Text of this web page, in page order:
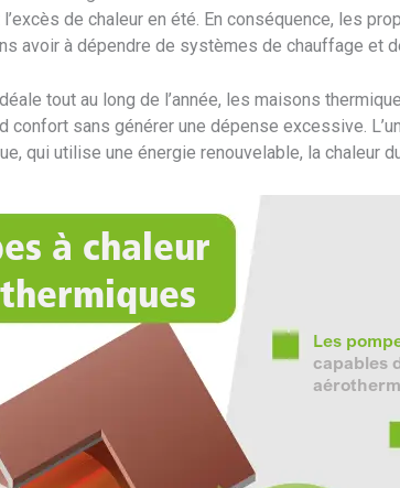
de chaleur en été. En conséquence, les
avoir à dépendre de systèmes de chauffage et
tout au long de l’année, les maisons
confort sans générer une dépense excessive.
qui utilise une énergie renouvelable, la chaleur